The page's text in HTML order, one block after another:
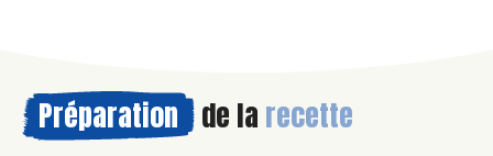
Préparation de la recette